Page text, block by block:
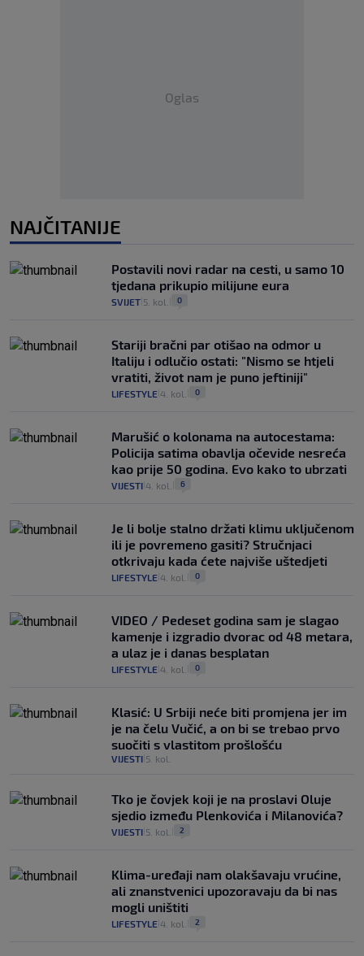
Oglas
NAJČITANIJE
Postavili novi radar na cesti, u samo 10
tjedana prikupio milijune eura
SVIJET 5. kol. 0
Stariji bračni par otišao na odmor u
Italiju i odlučio ostati: "Nismo se htjeli
vratiti, život nam je puno jeftiniji"
LIFESTYLE 4. kol. 0
Marušić o kolonama na autocestama:
Policija satima obavlja očevide nesreća
kao prije 50 godina. Evo kako to ubrzati
VIJESTI 4. kol. 6
Je li bolje stalno držati klimu uključenom
ili je povremeno gasiti? Stručnjaci
otkrivaju kada ćete najviše uštedjeti
LIFESTYLE 4. kol. 0
VIDEO / Pedeset godina sam je slagao
kamenje i izgradio dvorac od 48 metara,
a ulaz je i danas besplatan
LIFESTYLE 4. kol. 0
Klasić: U Srbiji neće biti promjena jer im
je na čelu Vučić, a on bi se trebao prvo
suočiti s vlastitom prošlošću
VIJESTI 5. kol.
Tko je čovjek koji je na proslavi Oluje
sjedio između Plenkovića i Milanovića?
VIJESTI 5. kol. 2
Klima-uređaji nam olakšavaju vrućine,
ali znanstvenici upozoravaju da bi nas
mogli uništiti
LIFESTYLE 4. kol. 2